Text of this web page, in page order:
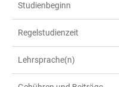
Studienbeginn
Regelstudienzeit
Lehrsprache(n)